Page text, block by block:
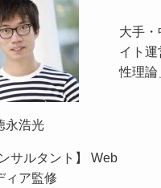
永浩光
サルタント】 Web
ィア監修
大手
イト
性理論